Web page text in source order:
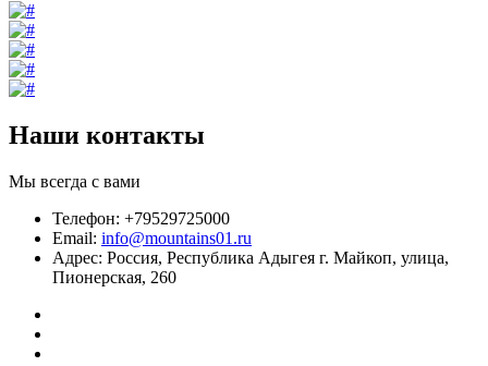
Наши контакты
Мы всегда с вами
Телефон: +79529725000
Email: info@mountains01.ru
Адрес: Россия, Республика Адыгея г. Майкоп, улица,
Пионерская, 260